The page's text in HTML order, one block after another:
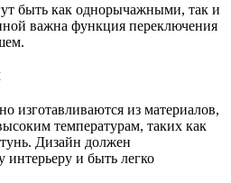
быть как однорычажными, так и
важна функция переключения
изготавливаются из материалов,
температурам, таких как
Дизайн должен
интерьеру и быть легко